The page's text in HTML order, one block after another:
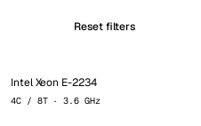
Reset filters
Intel Xeon E-2234
4C / 8T · 3.6 GHz